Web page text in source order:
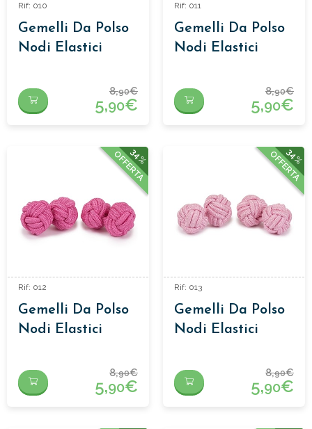
Rif: 010
Gemelli Da Polso
Nodi Elastici
8,90€
5,90€
Rif: 011
Gemelli Da Polso
Nodi Elastici
8,90€
5,90€
34%
OFFERTA
Rif: 012
Gemelli Da Polso
Nodi Elastici
8,90€
5,90€
34%
OFFERTA
Rif: 013
Gemelli Da Polso
Nodi Elastici
8,90€
5,90€